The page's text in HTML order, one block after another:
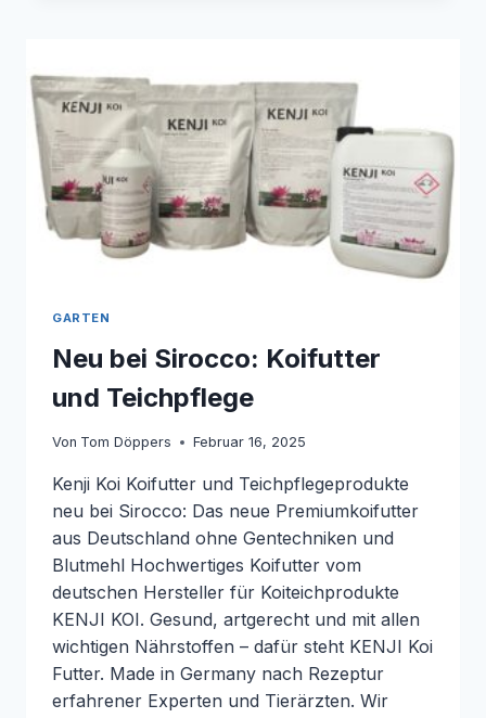
445CTK
GARTEN
Neu bei Sirocco: Koifutter
und Teichpflege
Von Tom Döppers Februar 16, 2025
Kenji Koi Koifutter und Teichpflegeprodukte
neu bei Sirocco: Das neue Premiumkoifutter
aus Deutschland ohne Gentechniken und
Blutmehl Hochwertiges Koifutter vom
deutschen Hersteller für Koiteichprodukte
KENJI KOI. Gesund, artgerecht und mit allen
wichtigen Nährstoffen – dafür steht KENJI Koi
Futter. Made in Germany nach Rezeptur
erfahrener Experten und Tierärzten. Wir